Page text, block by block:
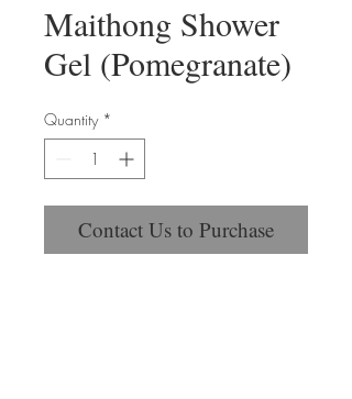
Maithong Shower
Gel (Pomegranate)
Quantity *
Contact Us to Purchase